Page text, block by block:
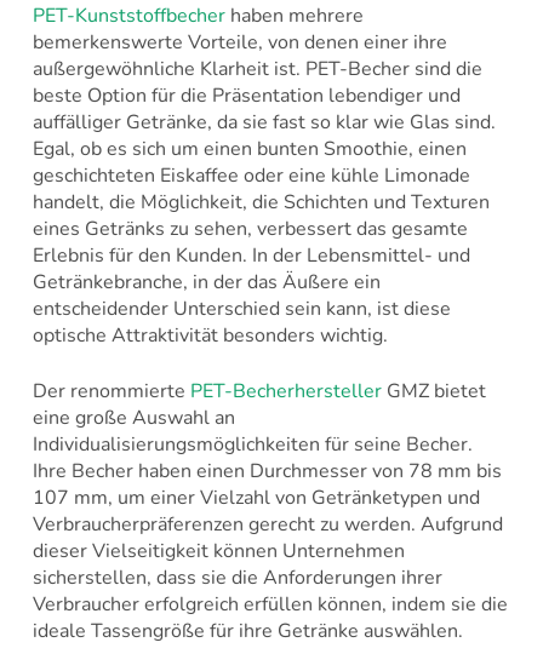
PET-Kunststoffbecherhaben mehrere
bemerkenswerte Vorteile, von denen einer ihre
außergewöhnliche Klarheit ist. PET-Becher sind die
beste Option für die Präsentation lebendiger und
auffälliger Getränke, da sie fast so klar wie Glas sind.
Egal, ob es sich um einen bunten Smoothie, einen
geschichteten Eiskaffee oder eine kühle Limonade
handelt, die Möglichkeit, die Schichten und Texturen
eines Getränks zu sehen, verbessert das gesamte
Erlebnis für den Kunden. In der Lebensmittel- und
Getränkebranche, in der das Äußere ein
entscheidender Unterschied sein kann, ist diese
optische Attraktivität besonders wichtig.
Der renommierte PET-BecherherstellerGMZ bietet
eine große Auswahl an
Individualisierungsmöglichkeiten für seine Becher.
Ihre Becher haben einen Durchmesser von 78 mm bis
107 mm, um einer Vielzahl von Getränketypen und
Verbraucherpräferenzen gerecht zu werden. Aufgrund
dieser Vielseitigkeit können Unternehmen
sicherstellen, dass sie die Anforderungen ihrer
Verbraucher erfolgreich erfüllen können, indem sie die
ideale Tassengröße für ihre Getränke auswählen.